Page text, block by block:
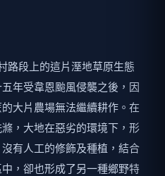
路段上的這片溼地草原生態
年受韋恩颱風侵襲之後，因
大片農場無法繼續耕作。在
，大地在惡劣的環境下，形
有人工的修飾及種植，結合
，卻也形成了另一種鄉野特